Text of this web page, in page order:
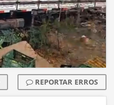
REPORTAR ERROS